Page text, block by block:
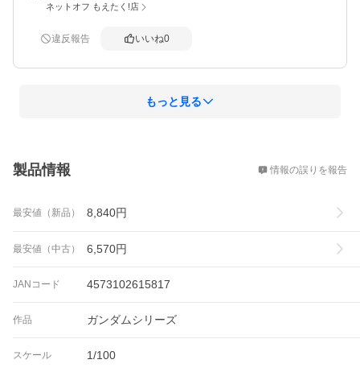
ネットオフ もえたく!店
違反報告 いいね0
もっと見る
製品情報 情報の誤りを報告
最安値（新品） 8,840円
最安値（中古） 6,570円
JANコード 4573102615817
作品 ガンダムシリーズ
スケール 1/100